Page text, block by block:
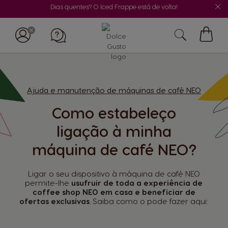
Dias quentes? O Iced Frappe está de volta!
Ajuda e manutenção de máquinas de café NEO
Como estabeleço
ligação à minha
máquina de café NEO?
Ligar o seu dispositivo à máquina de café NEO
permite-lhe usufruir de toda a experiência de
coffee shop NEO em casa e beneficiar de
ofertas exclusivas . Saiba como o pode fazer aqui: